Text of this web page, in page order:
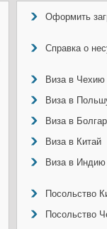
Оформить
Справка о
Виза в Чехию
Виза в
Виза в
Виза в Китай
Виза в Индию
Посольство
Посольство